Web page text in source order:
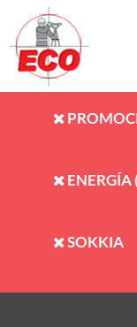
ENERGÍA
SOKKIA